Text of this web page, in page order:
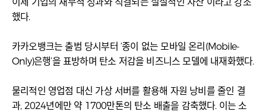
했다.
카카오뱅크는 출범 당시부터 ‘종이 없는 모바일 온리(Mobile-
Only)은행’을 표방하며 탄소 저감을 비즈니스 모델에 내재화했다.
물리적인 영업점 대신 가상 서버를 활용해 자원 낭비를 줄인 결
과, 2024년에만 약 1700만톤의 탄소 배출을 감축했다. 이는 소